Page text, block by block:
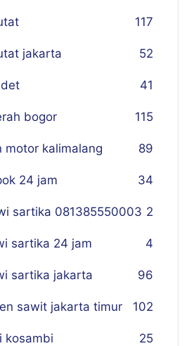
117
jakarta 52
41
bogor 115
motor kalimalang 89
24 jam 34
sartika 081385550003 2
sartika 24 jam 4
sartika jakarta 96
sawit jakarta timur 102
kosambi 25